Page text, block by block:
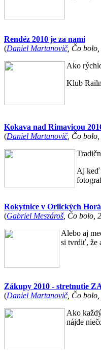
Rendéz 2010 je za nami
(Daniel Martanovič, Čo
Ako
Klub
Kokava nad Rimavicou
(Daniel Martanovič, Čo
Aj keď
Rokytnice v Orlických
(Gabriel Meszároš, Čo bolo,
Alebo aj
si tvrdiť, že
Zákupy 2010 - stretnutie
(Daniel Martanovič, Čo
Ako
nájde